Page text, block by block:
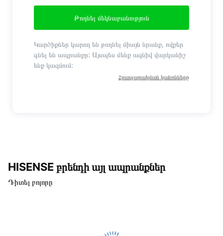
Թողնել մեկնաբանություն
Կարծիքներ կարող են թողնել միայն նրանք, ովքեր
գնել են ապրանքը: Այսպես մենք ազնիվ վարկանիշ
ենք կազմում:
Հրապարակման կանոնները
HISENSE բրենդի այլ ապրանքներ
Դիտել բոլորը